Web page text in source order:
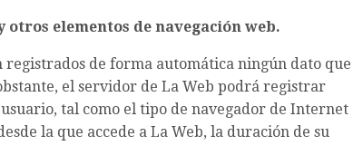
elementos de navegación web.
registrados de forma automática ningún dato que
el servidor de La Web podrá registrar
tal como el tipo de navegador de Internet
la que accede a La Web, la duración de su